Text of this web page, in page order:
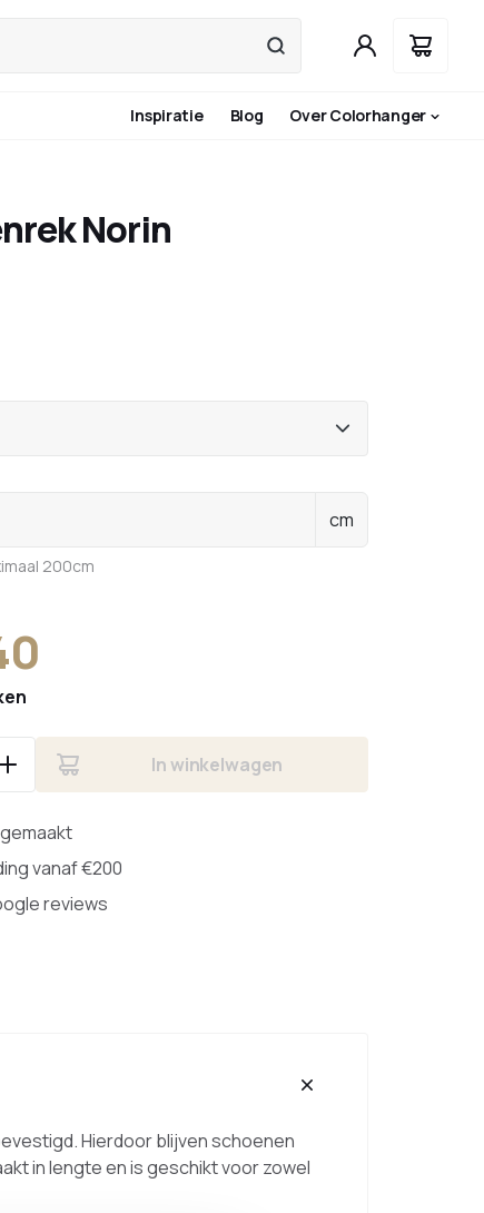
Inspiratie Blog Over Colorhanger
Norin
cm
200cm
In winkelwagen
vanaf €200
reviews
Hierdoor blijven schoenen
in lengte en is geschikt voor zowel